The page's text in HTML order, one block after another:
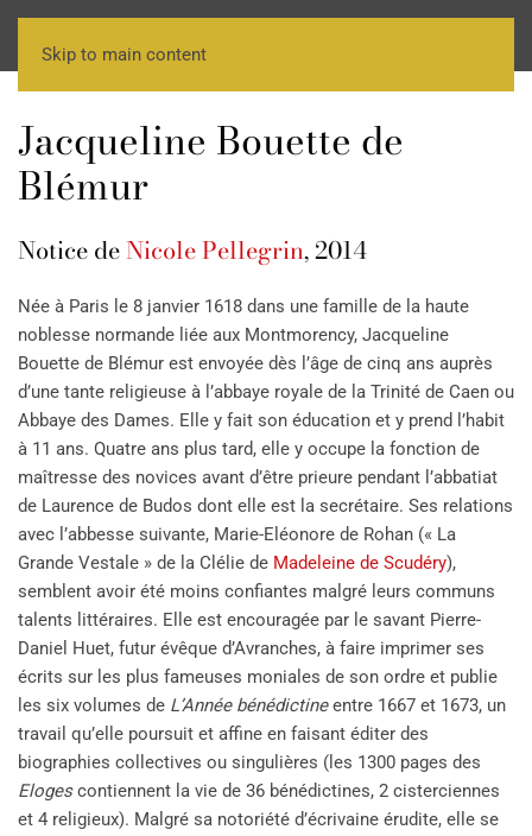
Skip to main content
Jacqueline Bouette de
Blémur
Notice deNicole Pellegrin, 2014
Née à Paris le 8 janvier 1618 dans une famille de la haute
noblesse normande liée aux Montmorency, Jacqueline
Bouette de Blémur est envoyée dès l’âge de cinq ans auprès
d’une tante religieuse à l’abbaye royale de la Trinité de Caen ou
Abbaye des Dames. Elle y fait son éducation et y prend l’habit
à 11 ans. Quatre ans plus tard, elle y occupe la fonction de
maîtresse des novices avant d’être prieure pendant l’abbatiat
de Laurence de Budos dont elle est la secrétaire. Ses relations
avec l’abbesse suivante, Marie-Eléonore de Rohan (« La
Grande Vestale » de la Clélie de Madeleine de Scudéry),
semblent avoir été moins confiantes malgré leurs communs
talents littéraires. Elle est encouragée par le savant Pierre-
Daniel Huet, futur évêque d’Avranches, à faire imprimer ses
écrits sur les plus fameuses moniales de son ordre et publie
les six volumes de L’Année bénédictineentre 1667 et 1673, un
travail qu’elle poursuit et affine en faisant éditer des
biographies collectives ou singulières (les 1300 pages des
Elogescontiennent la vie de 36 bénédictines, 2 cisterciennes
et 4 religieux). Malgré sa notoriété d’écrivaine érudite, elle se